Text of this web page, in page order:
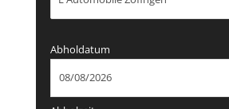
Abholdatum